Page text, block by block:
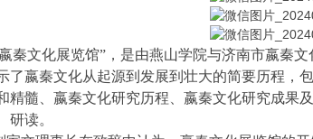
文化展览馆”，是由燕山学院与济南市嬴秦文
了嬴秦文化从起源到发展到壮大的简要历程，
精髓、嬴秦文化研究历程、嬴秦文化研究成果
研读。